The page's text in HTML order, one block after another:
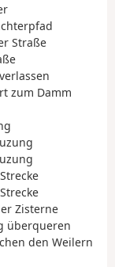
Straße
zum Damm
Zisterne
überqueren
den Weilern